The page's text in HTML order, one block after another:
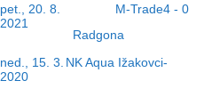
pet., 20. 8.
2021
M-Trade
Radgona
4 - 0
ned., 15. 3.
2020
NK Aqua Ižakovci-